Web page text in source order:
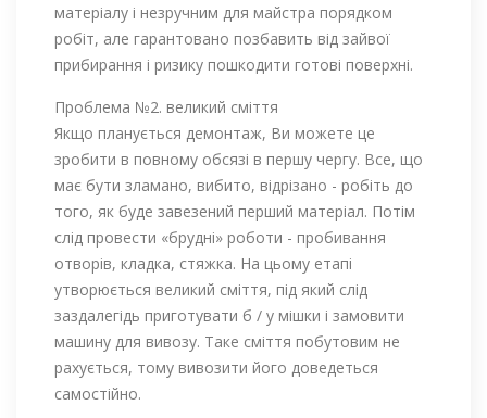
матеріалу і незручним для майстра порядком
робіт, але гарантовано позбавить від зайвої
прибирання і ризику пошкодити готові поверхні.
Проблема №2. великий сміття
Якщо планується демонтаж, Ви можете це
зробити в повному обсязі в першу чергу. Все, що
має бути зламано, вибито, відрізано - робіть до
того, як буде завезений перший матеріал. Потім
слід провести «брудні» роботи - пробивання
отворів, кладка, стяжка. На цьому етапі
утворюється великий сміття, під який слід
заздалегідь приготувати б / у мішки і замовити
машину для вивозу. Таке сміття побутовим не
рахується, тому вивозити його доведеться
самостійно.